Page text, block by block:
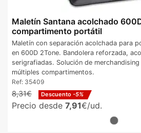
Maletín Santana acolchado
compartimento portátil
Maletín con separación acolchada para
en 600D 2Tone. Bandolera reforzada,
serigrafiadas. Solución de
múltiples compartimentos.
Ref: 35409
8,31€ Descuento -5%
Precio desde 7,91€/ud.